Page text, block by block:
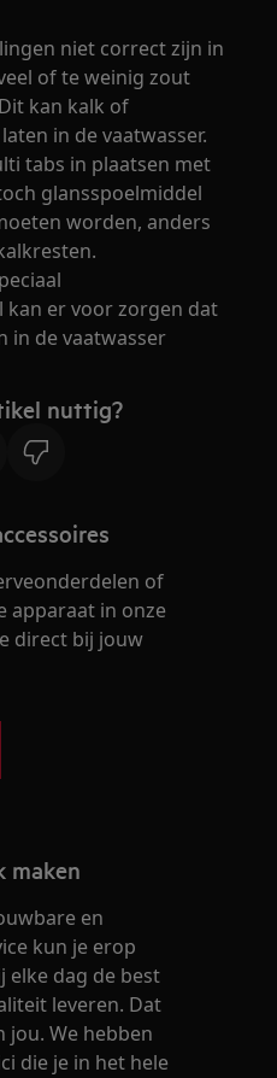
niet correct zijn in
of te weinig zout
kan kalk of
in de vaatwasser.
tabs in plaatsen met
glansspoelmiddel
worden, anders
er voor zorgen dat
in de vaatwasser
nuttig?
of
apparaat in onze
direct bij jouw
maken
en
kun je erop
dag de best
leveren. Dat
jou. We hebben
die je in het hele